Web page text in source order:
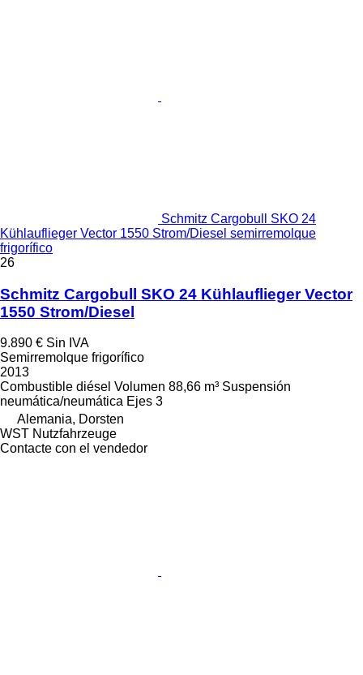
Schmitz Cargobull SKO 24
Kühlauflieger Vector 1550 Strom/Diesel semirremolque
frigorífico
26
Schmitz Cargobull SKO 24 Kühlauflieger Vector
1550 Strom/Diesel
9.890 € Sin IVA
Semirremolque frigorífico
2013
Combustible diésel Volumen 88,66 m³ Suspensión
neumática/neumática Ejes 3
Alemania, Dorsten
WST Nutzfahrzeuge
Contacte con el vendedor